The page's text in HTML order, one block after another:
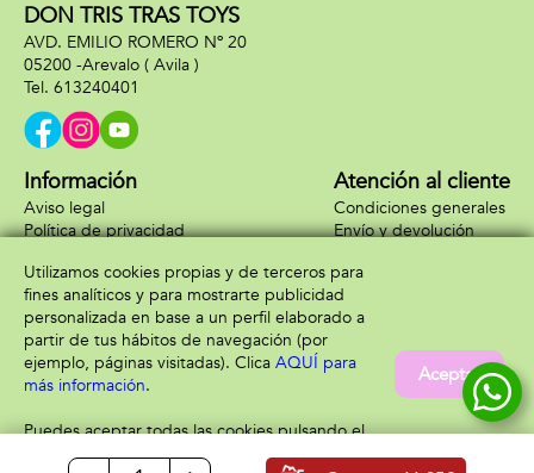
DON TRIS TRAS TOYS
AVD. EMILIO ROMERO Nº 20
05200 -Arevalo ( Avila )
613240401
Información
Aviso legal
Política de privacidad
Atención al cliente
Condiciones generales
Envío y devolución
Formas de pago
Utilizamos cookies propias y de terceros para
fines analíticos y para mostrarte publicidad
personalizada en base a un perfil elaborado a
partir de tus hábitos de navegación (por
ejemplo, páginas visitadas). Clica AQUÍ para
más información.
Puedes aceptar todas las cookies pulsando el
botón “Aceptar” o configurarlas o rechazar su
Aceptar